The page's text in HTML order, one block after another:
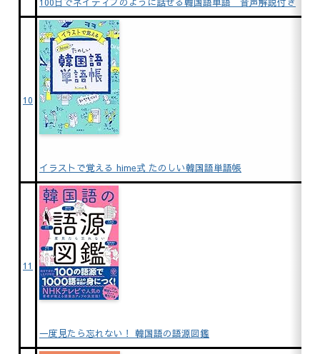
10
イラストで覚える hime式 たのしい韓国語単語帳
11
一度見たら忘れない！ 韓国語の語源図鑑